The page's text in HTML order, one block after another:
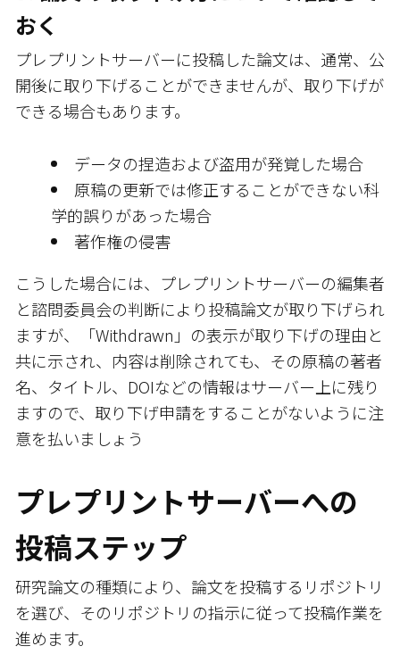
おく
プレプリントサーバーに投稿した論文は、通常、公
開後に取り下げることができませんが、取り下げが
できる場合もあります。
データの捏造および盗用が発覚した場合
原稿の更新では修正することができない科
学的誤りがあった場合
著作権の侵害
こうした場合には、プレプリントサーバーの編集者
と諮問委員会の判断により投稿論文が取り下げられ
ますが、「Withdrawn」の表示が取り下げの理由と
共に示され、内容は削除されても、その原稿の著者
名、タイトル、DOIなどの情報はサーバー上に残り
ますので、取り下げ申請をすることがないように注
意を払いましょう
プレプリントサーバーへの
投稿ステップ
研究論文の種類により、論文を投稿するリポジトリ
を選び、そのリポジトリの指示に従って投稿作業を
進めます。